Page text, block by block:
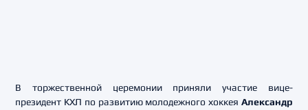
В торжественной церемонии приняли участие вице-
президент КХЛ по развитию молодежного хоккея Александр